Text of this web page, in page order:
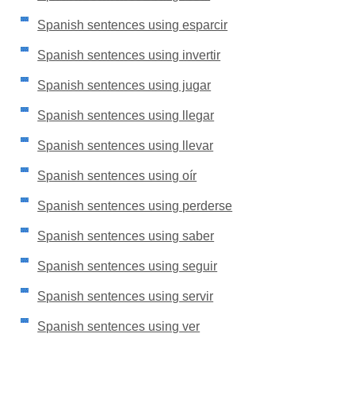
Spanish sentences using esparcir
Spanish sentences using invertir
Spanish sentences using jugar
Spanish sentences using llegar
Spanish sentences using llevar
Spanish sentences using oír
Spanish sentences using perderse
Spanish sentences using saber
Spanish sentences using seguir
Spanish sentences using servir
Spanish sentences using ver